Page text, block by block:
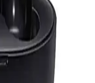
USB Adaptör:
Bağlantı
bağlantı sağlayan Ac Mini
ve çift bant desteğiyle ev
sunar.